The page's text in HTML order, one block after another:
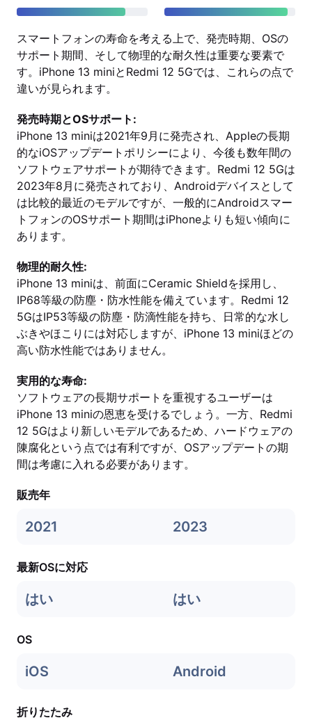
スマートフォンの寿命を考える上で、発売時期、OSの
サポート期間、そして物理的な耐久性は重要な要素で
す。iPhone 13 miniとRedmi 12 5Gでは、これらの点で
違いが見られます。
発売時期とOSサポート:
iPhone 13 miniは2021年9月に発売され、Appleの長期
的なiOSアップデートポリシーにより、今後も数年間の
ソフトウェアサポートが期待できます。Redmi 12 5Gは
2023年8月に発売されており、Androidデバイスとして
は比較的最近のモデルですが、一般的にAndroidスマー
トフォンのOSサポート期間はiPhoneよりも短い傾向に
あります。
物理的耐久性:
iPhone 13 miniは、前面にCeramic Shieldを採用し、
IP68等級の防塵・防水性能を備えています。Redmi 12
5GはIP53等級の防塵・防滴性能を持ち、日常的な水し
ぶきやほこりには対応しますが、iPhone 13 miniほどの
高い防水性能ではありません。
実用的な寿命:
ソフトウェアの長期サポートを重視するユーザーは
iPhone 13 miniの恩恵を受けるでしょう。一方、Redmi
12 5Gはより新しいモデルであるため、ハードウェアの
陳腐化という点では有利ですが、OSアップデートの期
間は考慮に入れる必要があります。
販売年
2021 2023
最新OSに対応
はい はい
OS
iOS Android
折りたたみ